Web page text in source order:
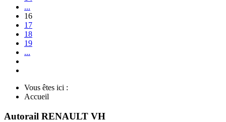
...
16
17
18
19
...
Vous êtes ici :
Accueil
Autorail RENAULT VH